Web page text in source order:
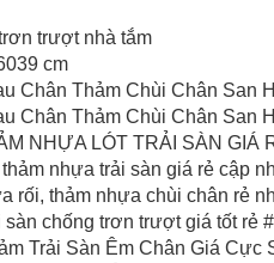
trượt nhà tắm
cm
Chân Thảm Chùi Chân San
Chân Thảm Chùi Chân San
NHỰA LÓT TRẢI SÀN GIÁ
nhựa trải sàn giá rẻ cập
rối, thảm nhựa chùi chân rẻ
sàn chống trơn trượt giá tốt rẻ
Trải Sàn Êm Chân Giá Cực